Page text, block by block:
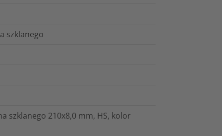
szklanego
szklanego 210x8,0 mm, HS, kolor